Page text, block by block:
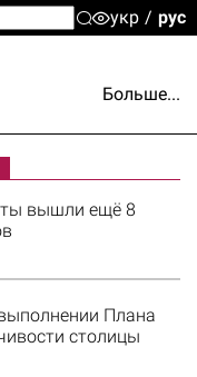
укр рус
Больше...
вышли ещё 8
Плана
столицы